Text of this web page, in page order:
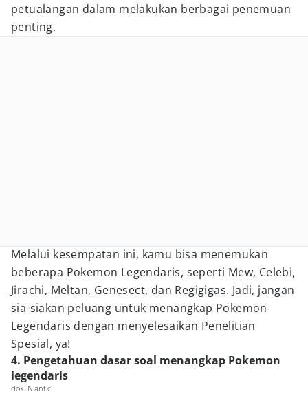
petualangan dalam melakukan berbagai penemuan
penting.
Melalui kesempatan ini, kamu bisa menemukan
beberapa Pokemon Legendaris, seperti Mew, Celebi,
Jirachi, Meltan, Genesect, dan Regigigas. Jadi, jangan
sia-siakan peluang untuk menangkap Pokemon
Legendaris dengan menyelesaikan Penelitian
Spesial, ya!
4. Pengetahuan dasar soal menangkap Pokemon
legendaris
dok. Niantic